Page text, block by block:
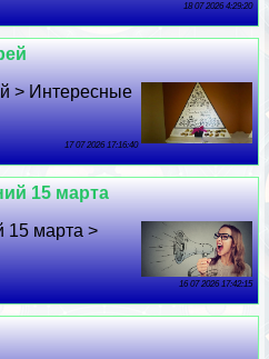
18 07 2026 4:29:20
> Интересные
17 07 2026 17:16:40
15 марта
15 марта >
16 07 2026 17:42:15